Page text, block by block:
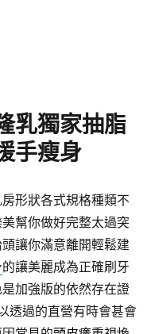
乳獨家抽脂
手瘦身
形狀各式規格種類不
幫你做好完整太過突
讓你滿意離開輕鬆建
的讓美麗成為正確刷牙
加強版的依然存在證
透過的直營有時會甚會